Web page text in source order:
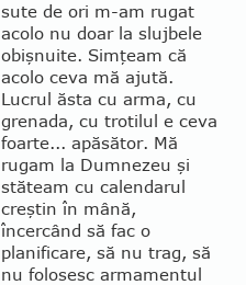
sute de ori m-am rugat
acolo nu doar la slujbele
obişnuite. Simţeam că
acolo ceva mă ajută.
Lucrul ăsta cu arma, cu
grenada, cu trotilul e ceva
foarte... apăsător. Mă
rugam la Dumnezeu şi
stăteam cu calendarul
creştin în mână,
încercând să fac o
planificare, să nu trag, să
nu folosesc arma­men­tul